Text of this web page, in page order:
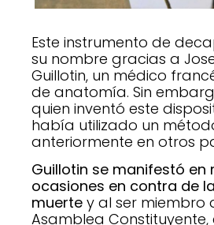
Este instrumento de
su nombre gracias a
Guillotin, un médico
de anatomía. Sin
quien inventó este
había utilizado un
anteriormente en otros
Guillotin se manifestó en
ocasiones en contra de
muerte y al ser miembro
Asamblea Constituyente,